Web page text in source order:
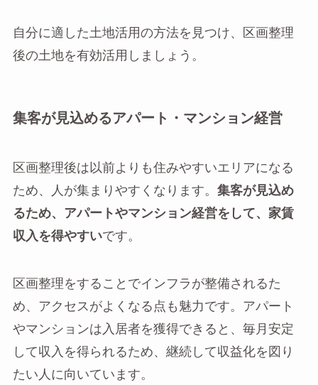
自分に適した土地活用の方法を見つけ、区画整理
後の土地を有効活用しましょう。
集客が見込めるアパート・マンション経営
区画整理後は以前よりも住みやすいエリアになる
ため、人が集まりやすくなります。 集客が見込め
るため、アパートやマンション経営をして、家賃
収入を得やすいです。
区画整理をすることでインフラが整備されるた
め、アクセスがよくなる点も魅力です。アパート
やマンションは入居者を獲得できると、毎月安定
して収入を得られるため、継続して収益化を図り
たい人に向いています。